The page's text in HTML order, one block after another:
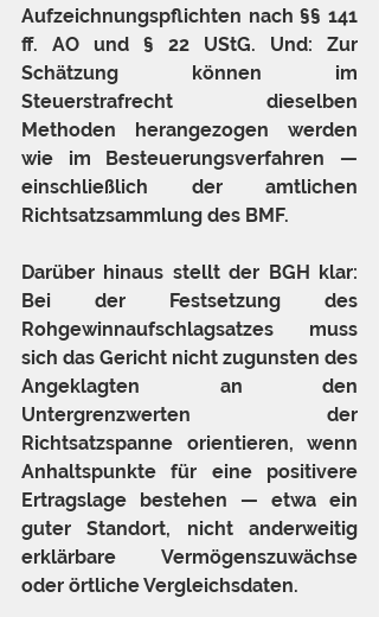
Aufzeichnungspflichten nach §§ 141
ff. AO und § 22 UStG. Und: Zur
Schätzung können im
Steuerstrafrecht dieselben
Methoden herangezogen werden
wie im Besteuerungsverfahren —
einschließlich der amtlichen
Richtsatzsammlung des BMF.
Darüber hinaus stellt der BGH klar:
Bei der Festsetzung des
Rohgewinnaufschlagsatzes muss
sich das Gericht nicht zugunsten des
Angeklagten an den
Untergrenzwerten der
Richtsatzspanne orientieren, wenn
Anhaltspunkte für eine positivere
Ertragslage bestehen — etwa ein
guter Standort, nicht anderweitig
erklärbare Vermögenszuwächse
oder örtliche Vergleichsdaten.